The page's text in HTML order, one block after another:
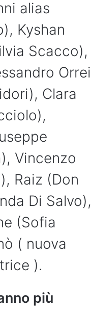
alias
Kyshan
Scacco),
Orrei
Clara
Vincenzo
Raiz (Don
Di Salvo),
(Sofia
( nuova
).
più